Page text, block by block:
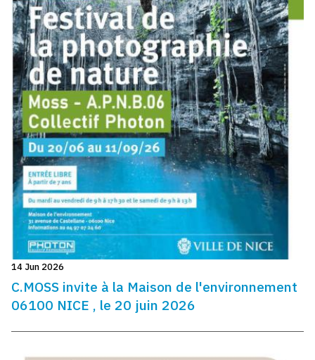
14 Jun 2026
C.MOSS invite à la Maison de l'environnement
06100 NICE , le 20 juin 2026